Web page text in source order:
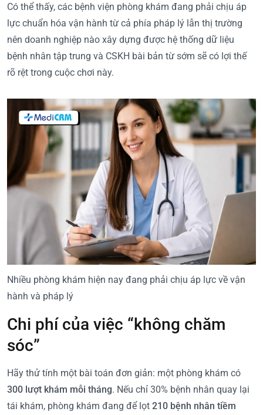
Có thể thấy, các bệnh viện phòng khám đang phải chịu áp
lực chuẩn hóa vận hành từ cả phía pháp lý lẫn thị trường
nên doanh nghiệp nào xây dựng được hệ thống dữ liệu
bệnh nhân tập trung và CSKH bài bản từ sớm sẽ có lợi thế
rõ rệt trong cuộc chơi này.
Nhiều phòng khám hiện nay đang phải chịu áp lực về vận
hành và pháp lý
Chi phí của việc “không chăm
sóc”
Hãy thử tính một bài toán đơn giản: một phòng khám có
300 lượt khám mỗi tháng. Nếu chỉ 30% bệnh nhân quay lại
tái khám, phòng khám đang để lọt 210 bệnh nhân tiềm